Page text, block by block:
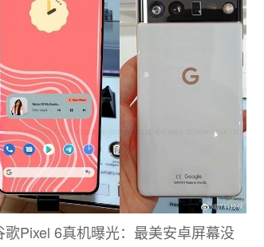
歌Pixel 6真机曝光：最美安卓屏幕没